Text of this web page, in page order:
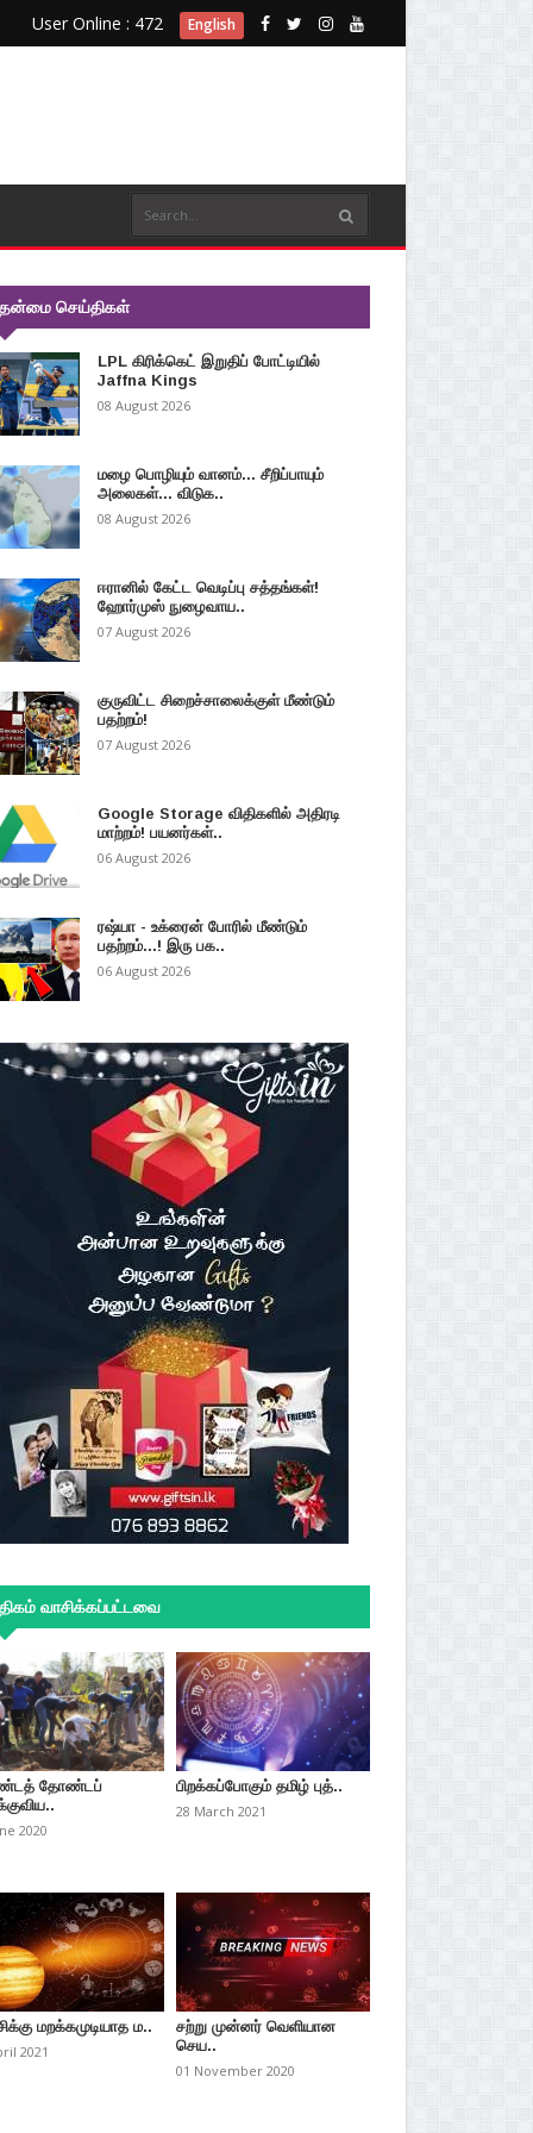
User Online : 472 English
செய்திகள்
LPL கிரிக்கெட் இறுதிப் போட்டியில்
Jaffna Kings
08 August 2026
மழை பொழியும் வானம்... சீறிப்பாயும்
அலைகள்... விடுக..
08 August 2026
ஈரானில் கேட்ட வெடிப்பு சத்தங்கள்!
ஹோர்முஸ் நுழைவாய..
07 August 2026
குருவிட்ட சிறைச்சாலைக்குள் மீண்டும்
பதற்றம்!
07 August 2026
Google Storage விதிகளில் அதிரடி
மாற்றம்! பயனர்கள்..
06 August 2026
ரஷ்யா - உக்ரைன் போரில் மீண்டும்
பதற்றம்...! இரு பக..
06 August 2026
வாசிக்கப்பட்டவை
தோண்டப்
2020
பிறக்கப்போகும் தமிழ் புத்..
28 March 2021
மறக்கமுடியாத ம..
2021
சற்று முன்னர் வெளியான
செய..
01 November 2020